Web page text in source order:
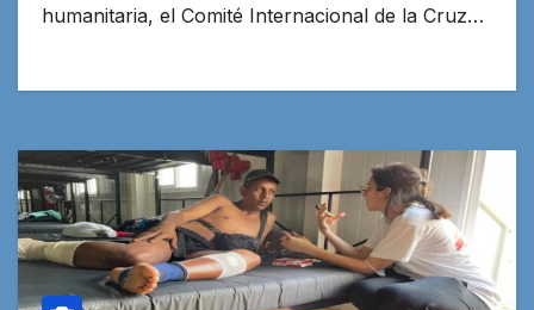
humanitaria, el Comité Internacional de la Cruz…